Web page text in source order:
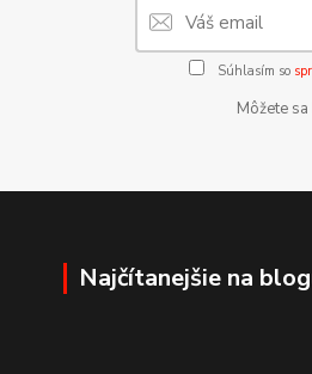
Súhlasím so
Môžete
Najčítanejšie na